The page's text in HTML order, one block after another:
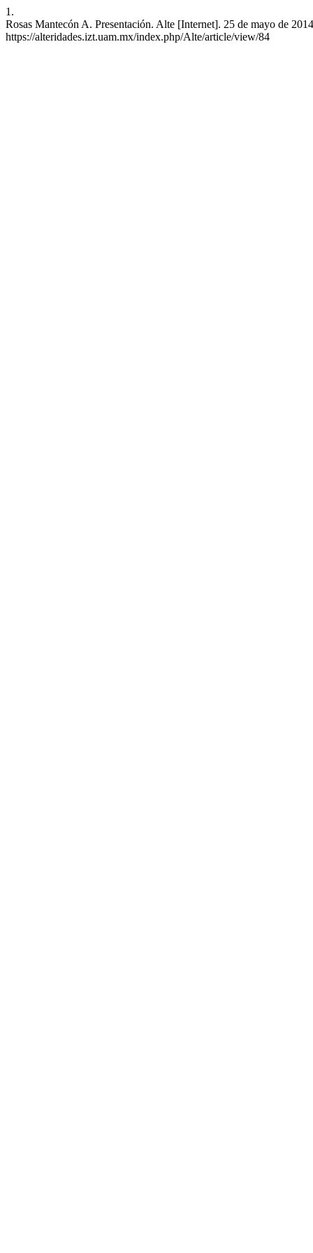
1.
Rosas Mantecón A. Presentación. Alte [Internet]. 25 de mayo de
https://alteridades.izt.uam.mx/index.php/Alte/article/view/84